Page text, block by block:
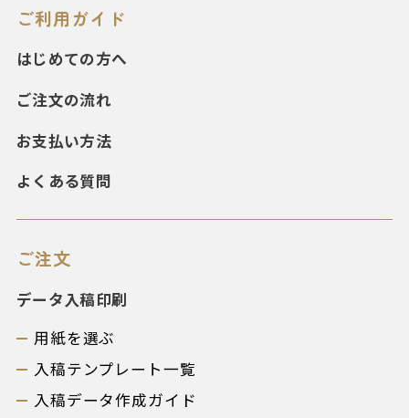
ご注文
データ入稿印刷
用紙を選ぶ
入稿テンプレート一覧
入稿データ作成ガイド
ご利用ガイド
はじめての方へ
ご注文の流れ
お支払い方法
よくある質問